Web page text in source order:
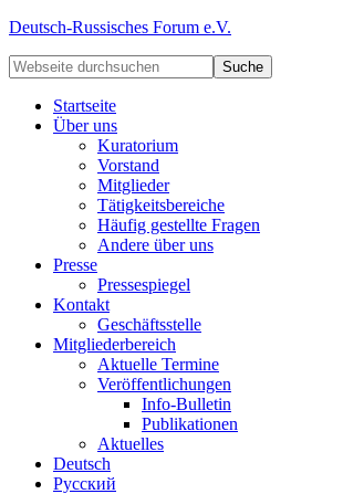
Deutsch-Russisches Forum e.V.
Startseite
Über uns
Kuratorium
Vorstand
Mitglieder
Tätigkeitsbereiche
Häufig gestellte Fragen
Andere über uns
Presse
Pressespiegel
Kontakt
Geschäftsstelle
Mitgliederbereich
Aktuelle Termine
Veröffentlichungen
Info-Bulletin
Publikationen
Aktuelles
Deutsch
Русский